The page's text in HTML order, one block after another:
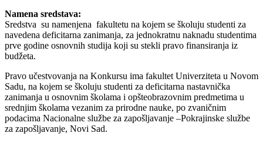
Namena sredstava:
Sredstva su namenjena fakultetu na kojem se školuju studenti za
navedena deficitarna zanimanja, za jednokratnu naknadu studentima
prve godine osnovnih studija koji su stekli pravo finansiranja iz
budžeta.
Pravo učestvovanja na Konkursu ima fakultet Univerziteta u Novom
Sadu, na kojem se školuju studenti za deficitarna nastavnička
zanimanja u osnovnim školama i opšteobrazovnim predmetima u
srednjim školama vezanim za prirodne nauke, po zvaničnim
podacima Nacionalne službe za zapošljavanje –Pokrajinske službe
za zapošljavanje, Novi Sad.